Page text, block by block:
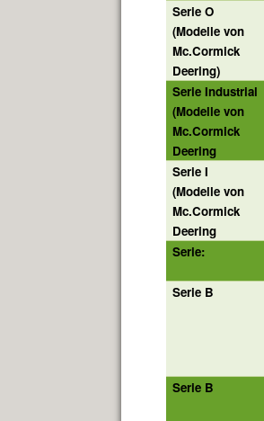
Serie O
(Modelle von
Mc.Cormick
Deering)
Serie Industrial
(Modelle von
Mc.Cormick
Deering
Serie I
(Modelle von
Mc.Cormick
Deering
Serie:
Serie B
Serie B